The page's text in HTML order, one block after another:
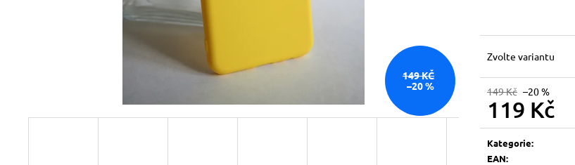
Zvolte variantu
149 Kč –20 %
119 Kč
Měrná
cena:
Kategorie:
EAN:
149 KČ
–20 %